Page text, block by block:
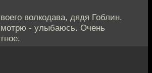
волкодава, дядя Гоблин.
- улыбаюсь. Очень